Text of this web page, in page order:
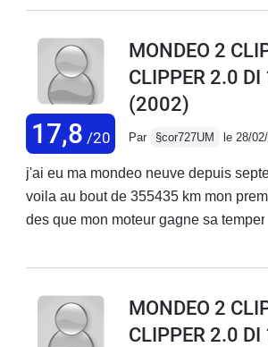
juste immense tenue de route
plafond arriere arracher et bruit au
17,8 /20
MONDEO 2
CLIPPER 2.0 DI
(2002)
Par §cor727UM le 28/
j'ai eu ma mondeo neuve depuis
voila au bout de 355435 km mon
des que mon moteur gagne sa
et grosse fumée blanche le garage
probleme???? si quelqu'un peu me
d'avance
MONDEO 2
CLIPPER 2.0 DI